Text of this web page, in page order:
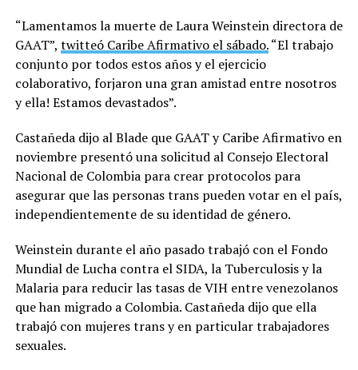
“Lamentamos la muerte de Laura Weinstein directora de
GAAT”, twitteó Caribe Afirmativo el sábado.“El trabajo
conjunto por todos estos años y el ejercicio
colaborativo, forjaron una gran amistad entre nosotros
y ella! Estamos devastados”.
Castañeda dijo al Blade que GAAT y Caribe Afirmativo en
noviembre presentó una solicitud al Consejo Electoral
Nacional de Colombia para crear protocolos para
asegurar que las personas trans pueden votar en el país,
independientemente de su identidad de género.
Weinstein durante el año pasado trabajó con el Fondo
Mundial de Lucha contra el SIDA, la Tuberculosis y la
Malaria para reducir las tasas de VIH entre venezolanos
que han migrado a Colombia. Castañeda dijo que ella
trabajó con mujeres trans y en particular trabajadores
sexuales.